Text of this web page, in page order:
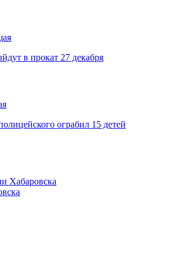
в прокат 27 декабря
ограбил 15 детей
Хабаровска